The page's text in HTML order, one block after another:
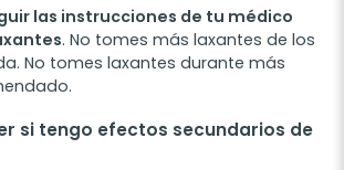
las instrucciones de tu médico
. No tomes más laxantes de los
No tomes laxantes durante más
si tengo efectos secundarios de